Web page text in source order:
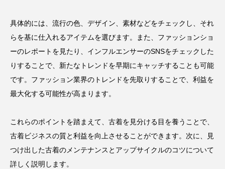
具体的には、流行の色、デザイン、素材などをチェックし、それ
らを基に仕入れるアイテムを選びます。また、ファッションショ
ーのレポートを見たり、インフルエンサーのSNSをチェックした
りすることで、新たなトレンドを早期にキャッチすることも可能
です。ファッション業界のトレンドを先取りすることで、利益を
最大化する可能性が高まります。
これらのポイントを踏まえて、古着を見分ける目を養うことで、
古着ビジネスの質と利益を向上させることができます。次に、見
つけ出した古着のメンテナンスとアップサイクルのコツについて
詳しく説明します。